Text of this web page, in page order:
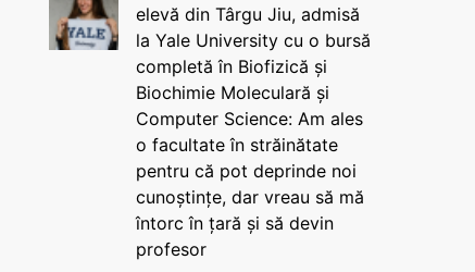
elevă din Târgu Jiu, admisă
la Yale University cu o bursă
completă în Biofizică și
Biochimie Moleculară și
Computer Science: Am ales
o facultate în străinătate
pentru că pot deprinde noi
cunoștințe, dar vreau să mă
întorc în țară și să devin
profesor